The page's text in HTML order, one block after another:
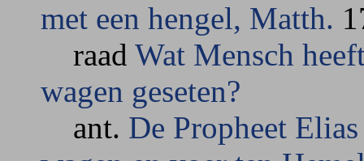
met een hengel, Matth.
raad Wat Mensch
wagen geseten?
ant. De Propheet